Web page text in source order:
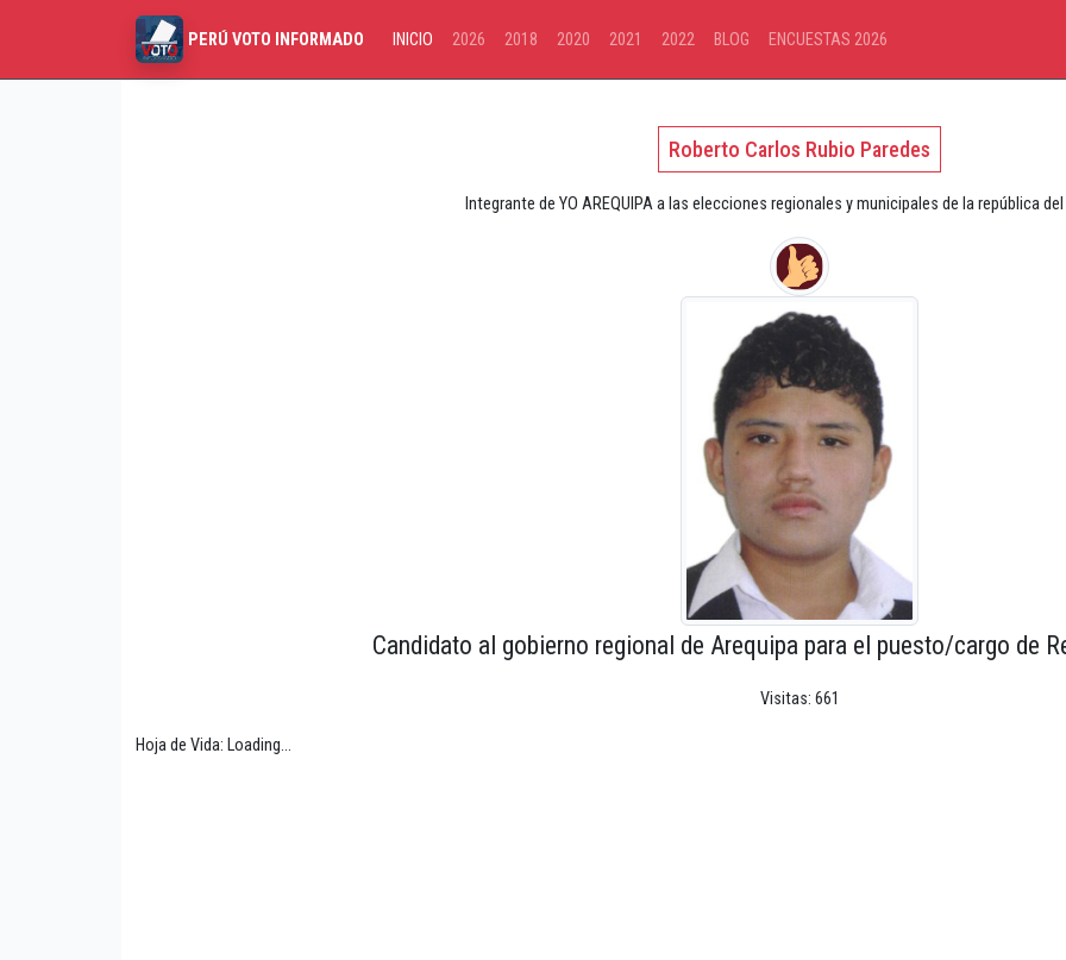
PERÚ VOTO INFORMADO INICIO 2026 2018 2020 2021 2022 BLOG ENCUESTAS 2026
Roberto Carlos Rubio Paredes
Integrante de YO AREQUIPA a las elecciones regionales y municipales de la república
Candidato al gobierno regional de Arequipa para el puesto/cargo de
Visitas: 661
Hoja de Vida: Loading...